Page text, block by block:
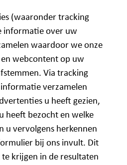
(waaronder tracking
informatie over uw
waardoor we onze
webcontent op uw
Via tracking
verzamelen
u heeft gezien,
heeft bezocht en welke
u vervolgens herkennen
bij ons invult. Dit
krijgen in de resultaten